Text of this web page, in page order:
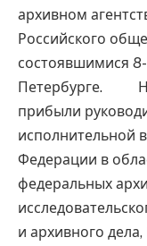
архивном
Российского
состоявшимися 8-
Петербурге. На
прибыли
исполнительной
Федерации в
федеральных
и архивного